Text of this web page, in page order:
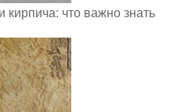
кирпича: что важно знать